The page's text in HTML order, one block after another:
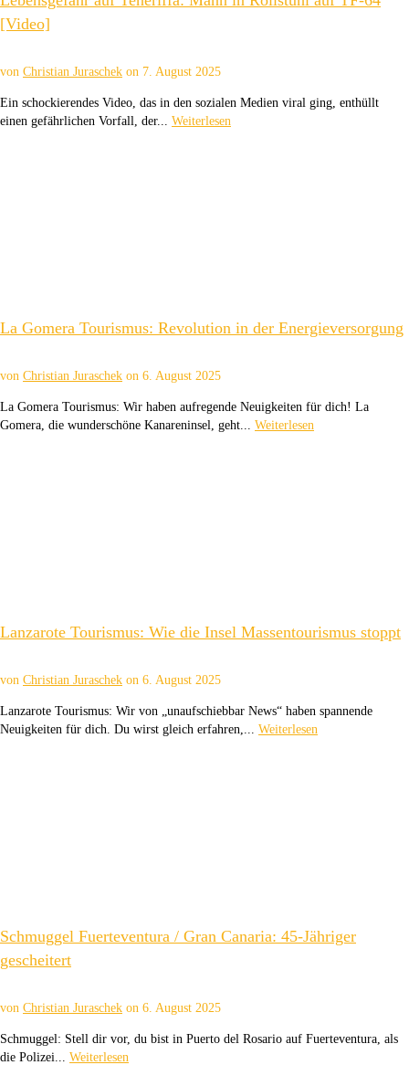
[Video]
von Christian Juraschek on 7. August 2025
Ein schockierendes Video, das in den sozialen Medien viral ging, enthüllt
einen gefährlichen Vorfall, der... Weiterlesen
La Gomera Tourismus: Revolution in der Energieversorgung
von Christian Juraschek on 6. August 2025
La Gomera Tourismus: Wir haben aufregende Neuigkeiten für dich! La
Gomera, die wunderschöne Kanareninsel, geht... Weiterlesen
Lanzarote Tourismus: Wie die Insel Massentourismus stoppt
von Christian Juraschek on 6. August 2025
Lanzarote Tourismus: Wir von „unaufschiebbar News“ haben spannende
Neuigkeiten für dich. Du wirst gleich erfahren,... Weiterlesen
Schmuggel Fuerteventura / Gran Canaria: 45-Jähriger
gescheitert
von Christian Juraschek on 6. August 2025
Schmuggel: Stell dir vor, du bist in Puerto del Rosario auf Fuerteventura, als
die Polizei... Weiterlesen